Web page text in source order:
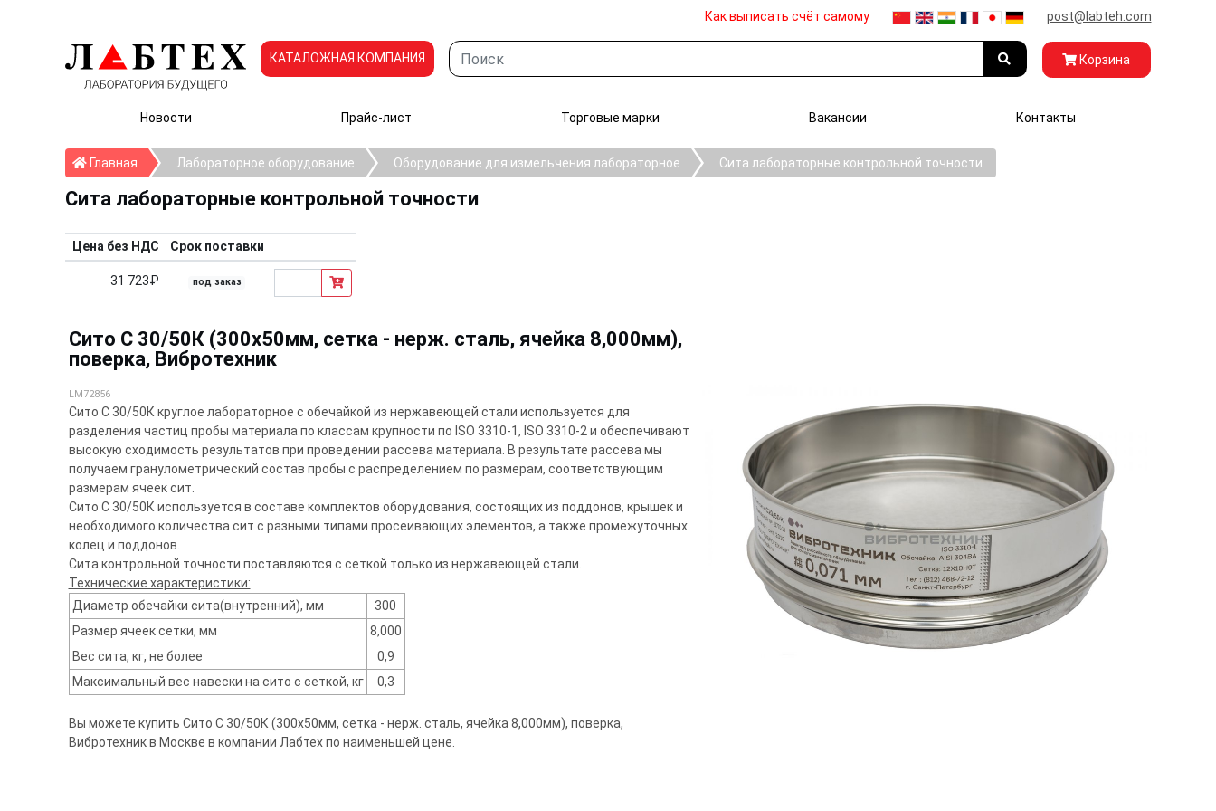
Как выписать счёт самому post@labteh.com
КАТАЛОЖНАЯ КОМПАНИЯ Корзина
Новости Прайс-лист Торговые марки Вакансии Контакты
ГлавнаяГлавнаяЛабораторное оборудование Оборудование для измельчения лабораторное Сита лабораторные контрольной точности
Сита лабораторные контрольной точности
Цена без НДС Срок поставки
31 723₽ под заказ
Сито С 30/50К (300х50мм, сетка - нерж. сталь, ячейка 8,000мм),
поверка, Вибротехник
LM72856
Сито С 30/50К круглое лабораторное с обечайкой из нержавеющей стали используется для
разделения частиц пробы материала по классам крупности по ISO 3310-1, ISO 3310-2 и обеспечивают
высокую сходимость результатов при проведении рассева материала. В результате рассева мы
получаем гранулометрический состав пробы с распределением по размерам, соответствующим
размерам ячеек сит.
Сито С 30/50К используется в составе комплектов оборудования, состоящих из поддонов, крышек и
необходимого количества сит с разными типами просеивающих элементов, а также промежуточных
колец и поддонов.
Сита контрольной точности поставляются с сеткой только из нержавеющей стали.
Технические характеристики:
Диаметр обечайки сита(внутренний), мм
300
Размер ячеек сетки, мм
8,000
Вес сита, кг, не более
0,9
Максимальный вес навески на сито с сеткой, кг
0,3
Вы можете купить Сито С 30/50К (300х50мм, сетка - нерж. сталь, ячейка 8,000мм), поверка,
Вибротехник в Москве в компании Лабтех по наименьшей цене.